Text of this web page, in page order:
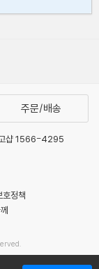
주문/배송
샵 1566-4295
호정책